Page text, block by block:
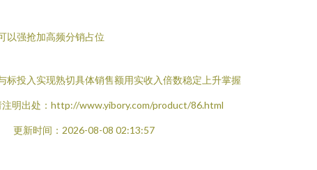
以强抢加高频分销占位
投入实现熟切具体销售额用实收入倍数稳定上升掌握
注明出处：http://www.yibory.com/product/86.html
更新时间：2026-08-08 02:13:57